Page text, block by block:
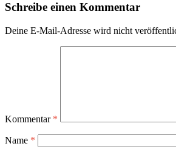
Schreibe einen Kommentar
Deine E-Mail-Adresse wird nicht
Kommentar *
Name *